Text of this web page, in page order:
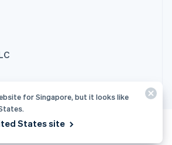
for Singapore, but it looks like
States site